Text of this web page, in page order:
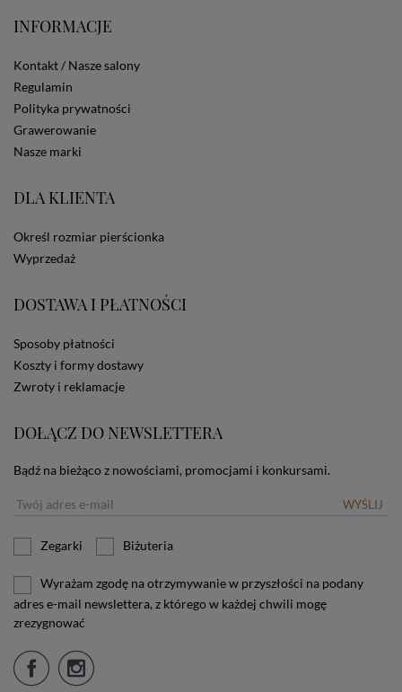
Informacja o dobrowolności podania danych
nie podasz danych, nie będziesz mógł przeglądać
zawartości naszej strony
Zautomatyzowane podejmowanie decyzji
Na stronie Sklepu są wykorzystywane pliki cookies.
Stosowane są one w celach zapewnienia maksymalnej
wygody wszystkich użytkowników (w tym Kupujących)
anonimowych danych dla celów reklamowych i
portale społecznościowe, np. Facebook). Korzystanie
dotyczących cookies oznacza, że będą one
użytkownika. Jeżeli użytkownik nie wyraża zgody na
informacji o plikach cookies.
INFORMACJE
Kontakt / Nasze salony
Regulamin
Polityka prywatności
Grawerowanie
Nasze marki
DLA KLIENTA
Określ rozmiar pierścionka
Wyprzedaż
DOSTAWA I PŁATNOŚCI
Sposoby płatności
Koszty i formy dostawy
Zwroty i reklamacje
DOŁĄCZ DO NEWSLETTERA
Bądź na bieżąco z nowościami, promocjami i konkursami.
WYŚLIJ
Zegarki Biżuteria
Wyrażam zgodę na otrzymywanie w przyszłości na podany
adres e-mail newslettera, z którego w każdej chwili mogę
zrezygnować